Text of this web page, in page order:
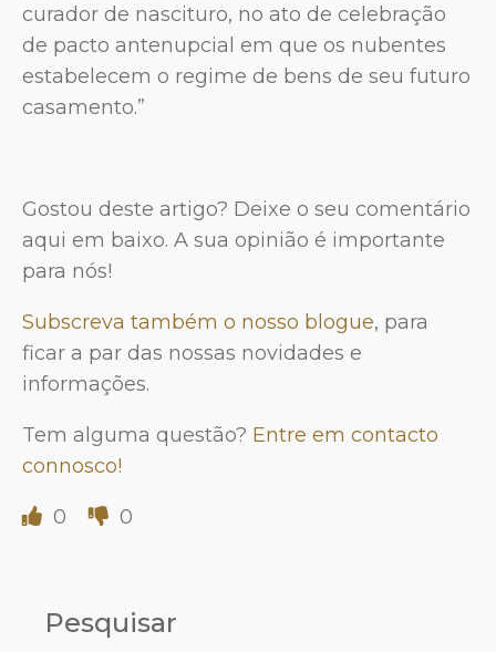
curador de nascituro, no ato de celebração
de pacto antenupcial em que os nubentes
estabelecem o regime de bens de seu futuro
casamento.”
Gostou deste artigo? Deixe o seu comentário
aqui em baixo. A sua opinião é importante
para nós!
Subscreva também o nosso blogue, para
ficar a par das nossas novidades e
informações.
Tem alguma questão? Entre em contacto
connosco!
0 0
Pesquisar